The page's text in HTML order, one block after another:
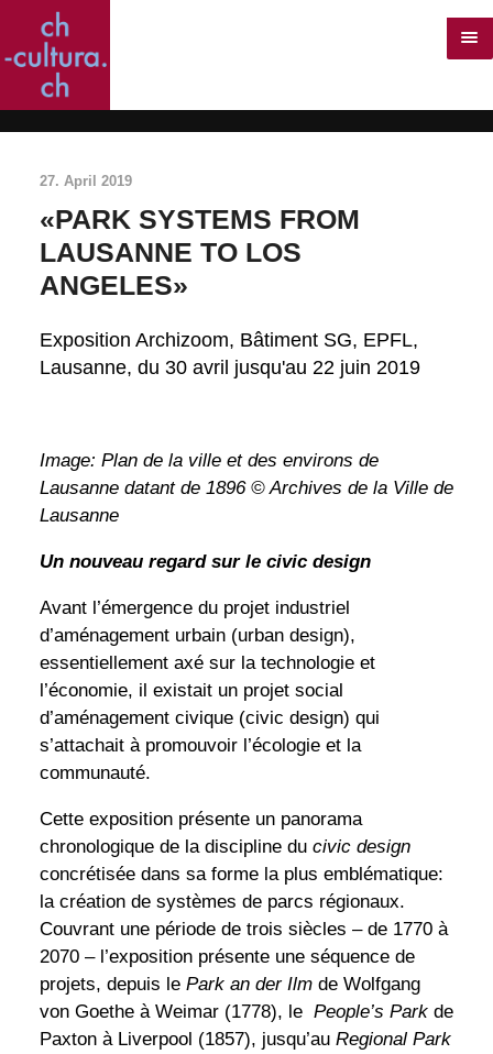
27. April 2019
«PARK SYSTEMS FROM
LAUSANNE TO LOS
ANGELES»
Exposition Archizoom, Bâtiment SG, EPFL,
Lausanne, du 30 avril jusqu'au 22 juin 2019
Image: Plan de la ville et des environs de
Lausanne datant de 1896 © Archives de la Ville de
Lausanne
Un nouveau regard sur le civic design
Avant l’émergence du projet industriel
d’aménagement urbain (urban design),
essentiellement axé sur la technologie et
l’économie, il existait un projet social
d’aménagement civique (civic design) qui
s’attachait à promouvoir l’écologie et la
communauté.
Cette exposition présente un panorama
chronologique de la discipline du civic design
concrétisée dans sa forme la plus emblématique:
la création de systèmes de parcs régionaux.
Couvrant une période de trois siècles – de 1770 à
2070 – l’exposition présente une séquence de
projets, depuis le Park an der Ilm de Wolfgang
von Goethe à Weimar (1778), le People’s Park de
Paxton à Liverpool (1857), jusqu’au Regional Park